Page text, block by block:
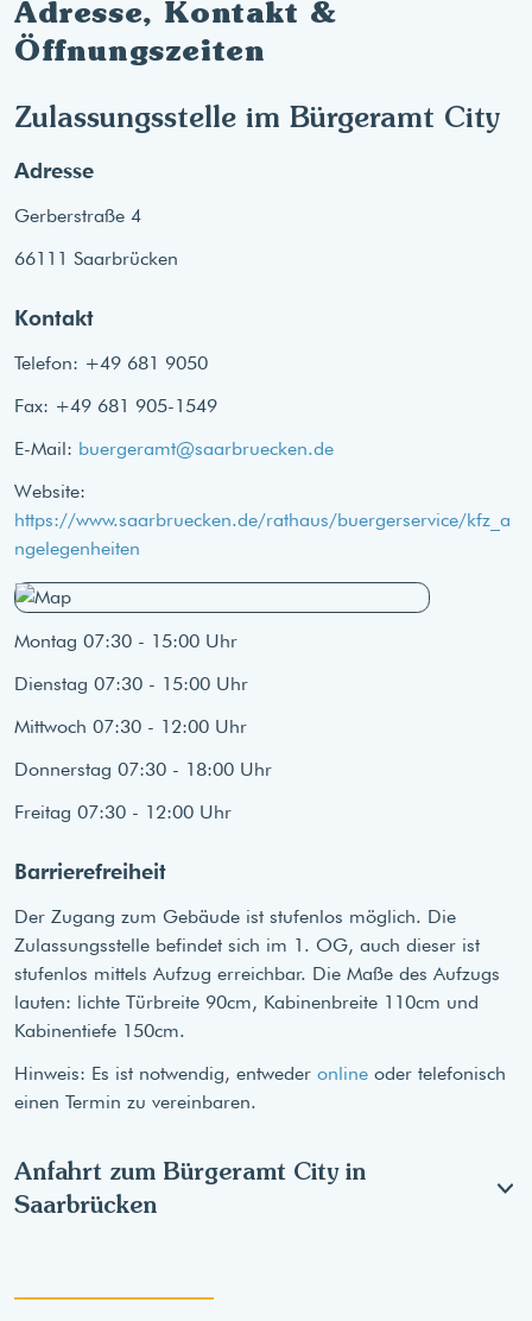
Adresse, Kontakt &
Öffnungszeiten
Zulassungsstelle im Bürgeramt City
Adresse
Gerberstraße 4
66111 Saarbrücken
Kontakt
Telefon: +49 681 9050
Fax: +49 681 905-1549
E-Mail: buergeramt@saarbruecken.de
Website:
https://www.saarbruecken.de/rathaus/buergerservice/kfz_a
ngelegenheiten
Montag 07:30 - 15:00 Uhr
Dienstag 07:30 - 15:00 Uhr
Mittwoch 07:30 - 12:00 Uhr
Donnerstag 07:30 - 18:00 Uhr
Freitag 07:30 - 12:00 Uhr
Barrierefreiheit
Der Zugang zum Gebäude ist stufenlos möglich. Die
Zulassungsstelle befindet sich im 1. OG, auch dieser ist
stufenlos mittels Aufzug erreichbar. Die Maße des Aufzugs
lauten: lichte Türbreite 90cm, Kabinenbreite 110cm und
Kabinentiefe 150cm.
Hinweis: Es ist notwendig, entweder online oder telefonisch
einen Termin zu vereinbaren.
Anfahrt zum Bürgeramt City in
Saarbrücken